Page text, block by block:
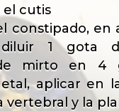
el cutis
constipado, en
diluir 1 gota
mirto en 4
aplicar en
vertebral y la